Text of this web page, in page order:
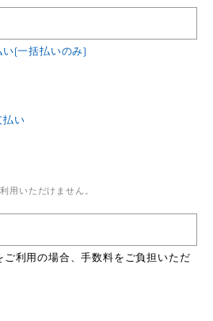
(一括払いのみ)
払い
用いただけません。
利用の場合、手数料をご負担いただ